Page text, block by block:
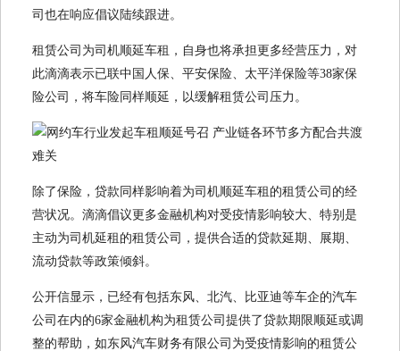
司也在响应倡议陆续跟进。
租赁公司为司机顺延车租，自身也将承担更多经营压力，对
此滴滴表示已联中国人保、平安保险、太平洋保险等38家保
险公司，将车险同样顺延，以缓解租赁公司压力。
除了保险，贷款同样影响着为司机顺延车租的租赁公司的经
营状况。滴滴倡议更多金融机构对受疫情影响较大、特别是
主动为司机延租的租赁公司，提供合适的贷款延期、展期、
流动贷款等政策倾斜。
公开信显示，已经有包括东风、北汽、比亚迪等车企的汽车
公司在内的6家金融机构为租赁公司提供了贷款期限顺延或调
整的帮助，如东风汽车财务有限公司为受疫情影响的租赁公